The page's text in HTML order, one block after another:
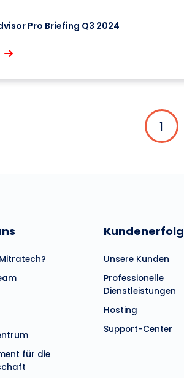
Pro Briefing Q3 2024
1
für die
Kundenerfolg
Unsere Kunden
Professionelle
Dienstleistungen
Hosting
Support-Center